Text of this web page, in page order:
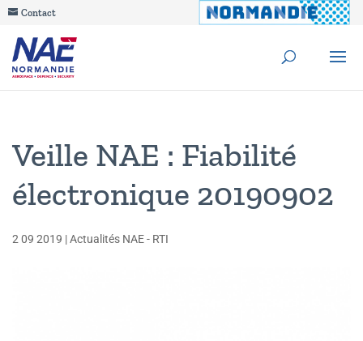
Contact
Veille NAE : Fiabilité
électronique 20190902
2 09 2019 |Actualités NAE - RTI